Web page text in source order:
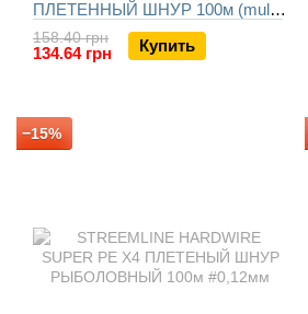
ПЛЕТЕННЫЙ ШНУР 100м (multi-
colored)
158.40 грн
134.64 грн Купить
−15%